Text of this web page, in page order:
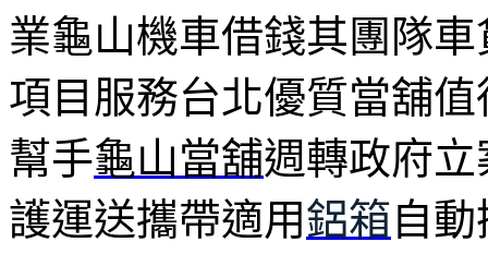
業龜山機車借錢其團隊
項目服務台北優質當舖
幫手龜山當舖週轉政府
護運送攜帶適用鋁箱自